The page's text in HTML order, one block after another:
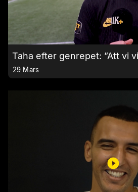
Taha efter genrepet: ”Att vi
29 Mars